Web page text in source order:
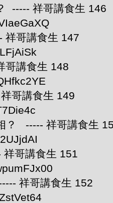
----- 祥哥講食生 146
祥哥講食生 147
哥講食生 148
哥講食生 149
？ ----- 祥哥講食生
哥講食生 151
祥哥講食生 152